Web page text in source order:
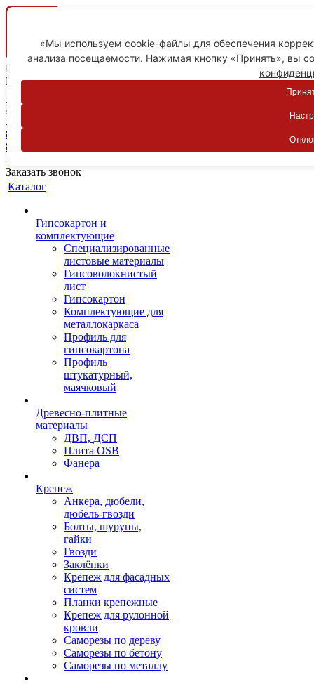
Ваш город
Пятигорск
Личный кабинет
8-800-775-59-89
8-800-775-59-89
+7 918 754-83-77
Заказать звонок
Каталог
Гипсокартон и
комплектующие
Специализированные
листовые материалы
Гипсоволокнистый
лист
Гипсокартон
Комплектующие для
металлокаркаса
Профиль для
гипсокартона
Профиль
штукатурный,
маячковый
Древесно-плитные
материалы
ДВП, ДСП
Плита OSB
Фанера
Крепеж
Анкера, дюбели,
дюбель-гвозди
Болты, шурупы,
гайки
Гвозди
Заклёпки
Крепеж для фасадных
систем
Планки крепежные
Крепеж для рулонной
кровли
Саморезы по дереву
Саморезы по бетону
Саморезы по металлу
«Мы используем cookie-файлы для обеспечения
анализа посещаемости. Нажимая кнопку «Принять», вы